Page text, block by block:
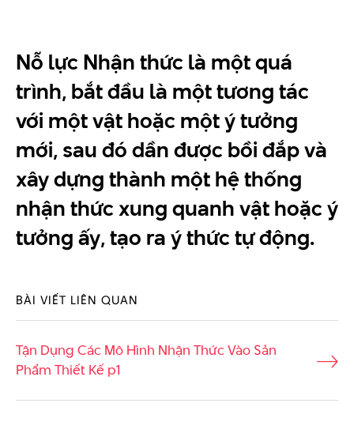
Nỗ lực Nhận thức là một quá
trình, bắt đầu là một tương tác
với một vật hoặc một ý tưởng
mới, sau đó dần được bồi đắp và
xây dựng thành một hệ thống
nhận thức xung quanh vật hoặc ý
tưởng ấy, tạo ra ý thức tự động.
BÀI VIẾT LIÊN QUAN
Tận Dụng Các Mô Hình Nhận Thức Vào Sản
Phẩm Thiết Kế p1